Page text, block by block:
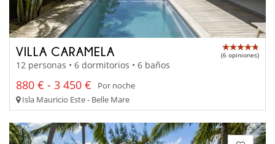
VILLA CARAMELA (6 opiniones)
12 personas • 6 dormitorios • 6 baños
880 € - 3 450 €
Por noche
Isla Mauricio Este - Belle Mare